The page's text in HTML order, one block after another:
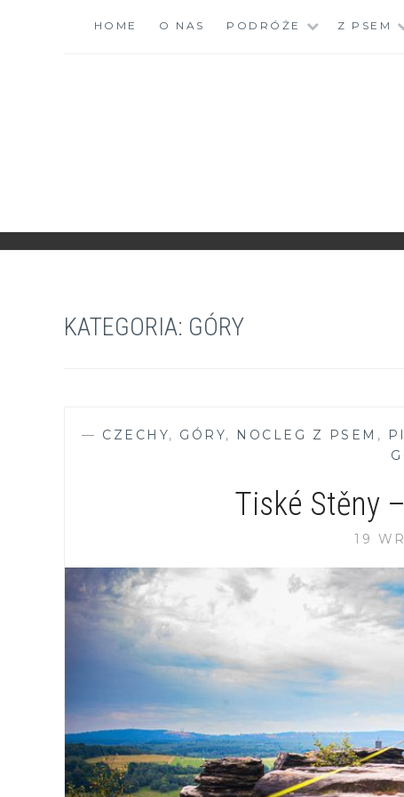
HOME O NAS PODRÓŻE Z PSEM
KATEGORIA: GÓRY
— CZECHY, GÓRY, NOCLEG Z PSEM ,
Tiské Stěny
19